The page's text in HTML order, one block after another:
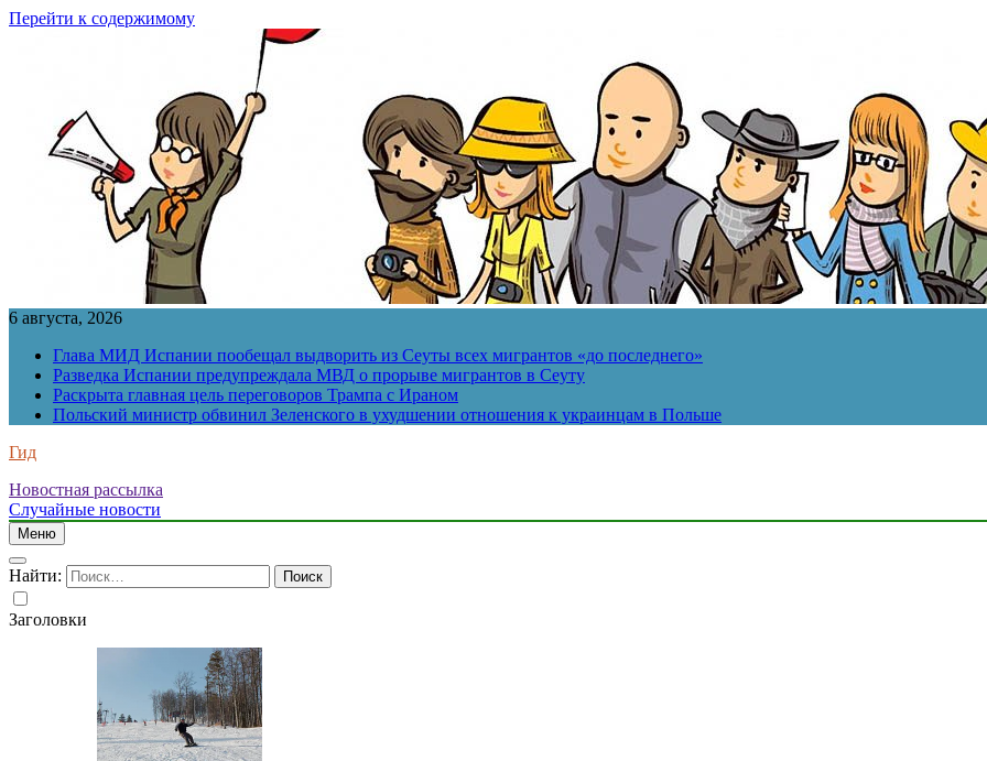
Перейти к содержимому
6 августа, 2026
Глава МИД Испании пообещал выдворить из Сеуты всех мигрантов «до последнего»
Разведка Испании предупреждала МВД о прорыве мигрантов в Сеуту
Раскрыта главная цель переговоров Трампа с Ираном
Польский министр обвинил Зеленского в ухудшении отношения к украинцам в Польше
Гид
Новостная рассылка
Случайные новости
Меню
Найти:
Заголовки